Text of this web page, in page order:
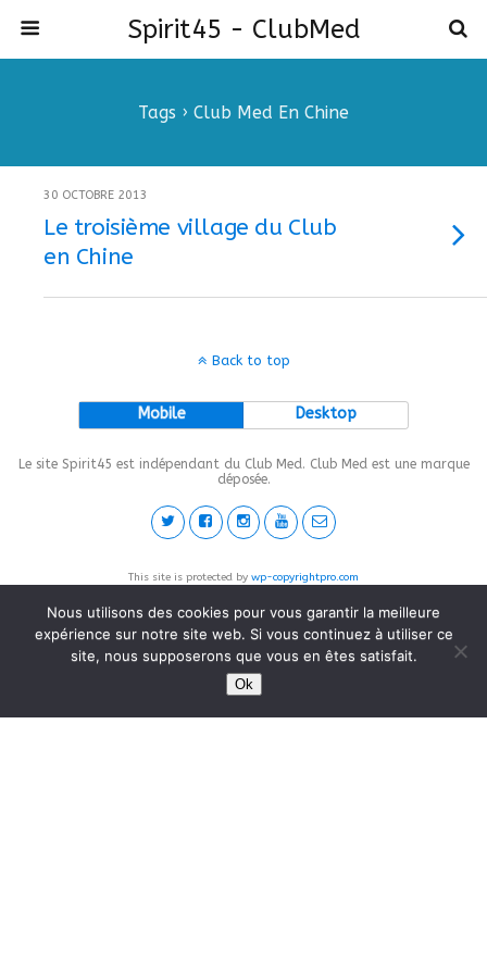
Spirit45 - ClubMed
Tags › Club Med En Chine
30 OCTOBRE 2013
Le troisième village du Club
en Chine
Back to top
Mobile Desktop
Le site Spirit45 est indépendant du Club Med. Club Med est une marque
déposée.
This site is protected by wp-copyrightpro.com
Nous utilisons des cookies pour vous garantir la meilleure
expérience sur notre site web. Si vous continuez à utiliser ce
site, nous supposerons que vous en êtes satisfait.
Ok